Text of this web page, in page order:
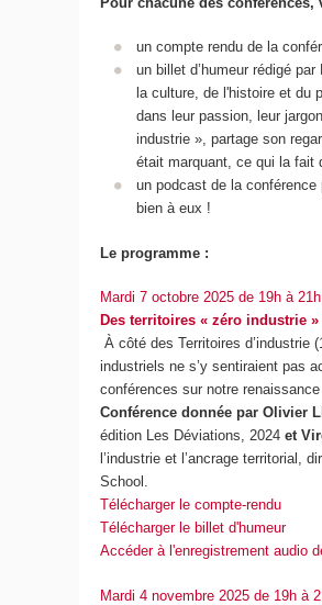
un compte rendu de la
un billet d’humeur rédigé
la culture, de l'histoire et du
dans leur passion, leur
industrie », partage son
était marquant, ce qui la fait
un podcast de la
bien à eux !
Le programme :
Mardi 7 octobre 2025 de 19h à
Des territoires « zéro industrie »
À côté des Territoires d’industrie
industriels ne s’y sentiraient pas
conférences sur notre
Conférence donnée par Olivier
édition Les Déviations, 2024et
l’industrie et l’ancrage territorial,
School.
Télécharger le compte-rendu
Télécharger le billet d'humeur
Accéder à l'enregistrement audio
Mardi 4 novembre 2025 de 19h à